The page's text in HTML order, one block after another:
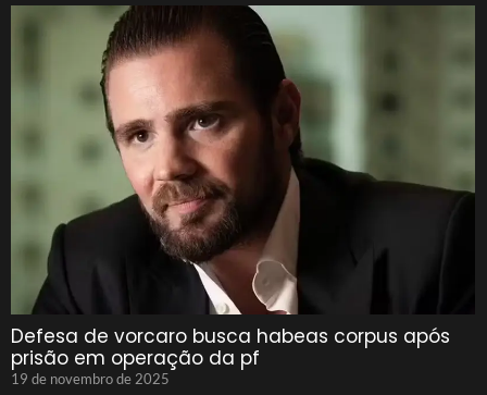
Defesa de vorcaro busca habeas corpus após
prisão em operação da pf
19 de novembro de 2025